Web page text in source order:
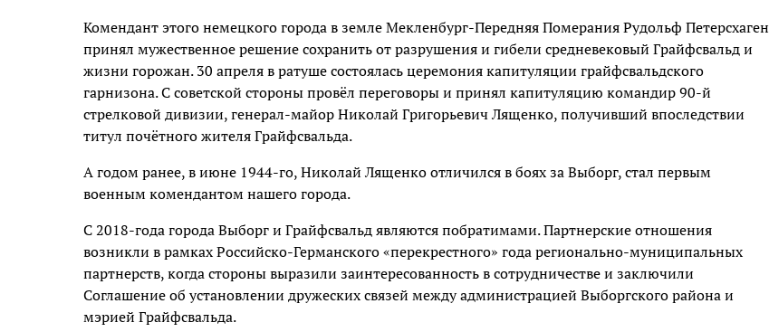
Комендант этого немецкого города в земле Мекленбург-Передняя Померания Рудольф Петерсхаген
принял мужественное решение сохранить от разрушения и гибели средневековый Грайфсвальд и
жизни горожан. 30 апреля в ратуше состоялась церемония капитуляции грайфсвальдского
гарнизона. С советской стороны провёл переговоры и принял капитуляцию командир 90-й
стрелковой дивизии, генерал-майор Николай Григорьевич Лященко, получивший впоследствии
титул почётного жителя Грайфсвальда.
А годом ранее, в июне 1944-го, Николай Лященко отличился в боях за Выборг, стал первым
военным комендантом нашего города.
С 2018-года города Выборг и Грайфсвальд являются побратимами. Партнерские отношения
возникли в рамках Российско-Германского «перекрестного» года регионально-муниципальных
партнерств, когда стороны выразили заинтересованность в сотрудничестве и заключили
Соглашение об установлении дружеских связей между администрацией Выборгского района и
мэрией Грайфсвальда.